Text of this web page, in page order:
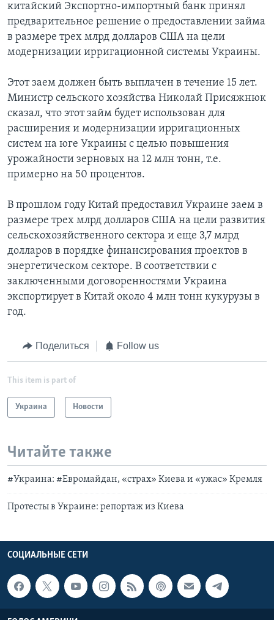
китайский Экспортно-импортный банк принял
предварительное решение о предоставлении займа
в размере трех млрд долларов США на цели
модернизации ирригационной системы Украины.
Этот заем должен быть выплачен в течение 15 лет.
Министр сельского хозяйства Николай Присяжнюк
сказал, что этот займ будет использован для
расширения и модернизации ирригационных
систем на юге Украины с целью повышения
урожайности зерновых на 12 млн тонн, т.е.
примерно на 50 процентов.
В прошлом году Китай предоставил Украине заем в
размере трех млрд долларов США на цели развития
сельскохозяйственного сектора и еще 3,7 млрд
долларов в порядке финансирования проектов в
энергетическом секторе. В соответствии с
заключенными договоренностями Украина
экспортирует в Китай около 4 млн тонн кукурузы в
год.
Поделиться Follow us
This item is part of
Украина Новости
Читайте также
#Украина: #Евромайдан, «страх» Киева и «ужас» Кремля
Протесты в Украине: репортаж из Киева
СОЦИАЛЬНЫЕ СЕТИ